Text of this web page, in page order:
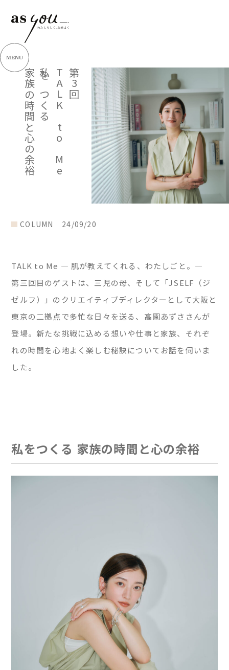
MENU
第3回
TALK to Me
私をつくる
家族の時間と心の余裕
COLUMN 24/09/20
TALK to Me — 肌が教えてくれる、わたしごと。—
第三回目のゲストは、三児の母、そして「JSELF（ジ
ゼルフ）」のクリエイティブディレクターとして大阪と
東京の二拠点で多忙な日々を送る、高園あずささんが
登場。新たな挑戦に込める想いや仕事と家族、それぞ
れの時間を心地よく楽しむ秘訣についてお話を伺いま
した。
私をつくる 家族の時間と心の余裕